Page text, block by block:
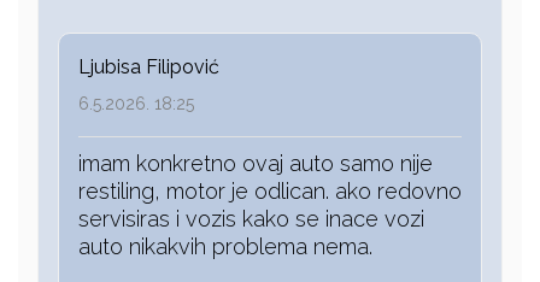
Ljubisa Filipović
6.5.2026. 18:25
imam konkretno ovaj auto samo nije
restiling, motor je odlican. ako redovno
servisiras i vozis kako se inace vozi
auto nikakvih problema nema.